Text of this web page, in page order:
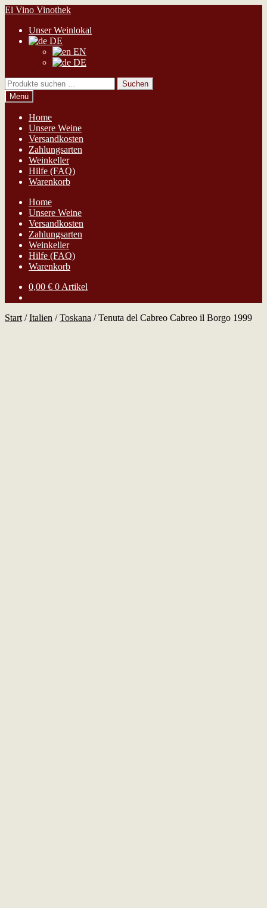
Zur
springen
Zum
springen
El Vino Vinothek
Unser Weinlokal
DE
EN
DE
Suchen
nach:
Suchen
Menü
Home
Unsere Weine
Versandkosten
Zahlungsarten
Weinkeller
Hilfe (FAQ)
Warenkorb
Home
Unsere Weine
Versandkosten
Zahlungsarten
Weinkeller
Hilfe (FAQ)
Warenkorb
0,00 € 0 Artikel
Start /Italien /Toskana /Tenuta del Cabreo Cabreo il Borgo 1999